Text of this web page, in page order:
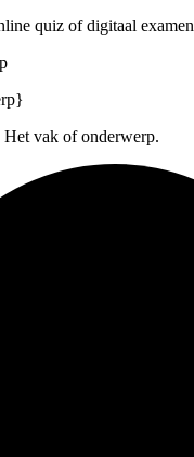
quiz of digitaal examen
Het vak of onderwerp.